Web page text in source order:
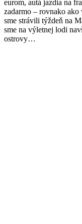
eurom, autá jazdia na
zadarmo – rovnako
sme strávili týždeň na
sme na výletnej lodi
ostrovy…